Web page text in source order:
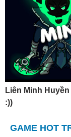
Liên Minh
:))
GAME HOT